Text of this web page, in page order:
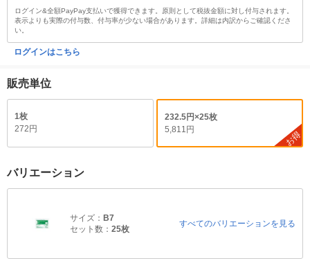
ログイン&全額PayPay支払いで獲得できます。原則として税抜金額に対し付与されます。
表示よりも実際の付与数、付与率が少ない場合があります。詳細は内訳からご確認くださ
い。
ログインはこちら
販売単位
1枚
272円
232.5円×25枚
5,811円
お得
バリエーション
サイズ： B7
セット数： 25枚
すべてのバリエーションを見る